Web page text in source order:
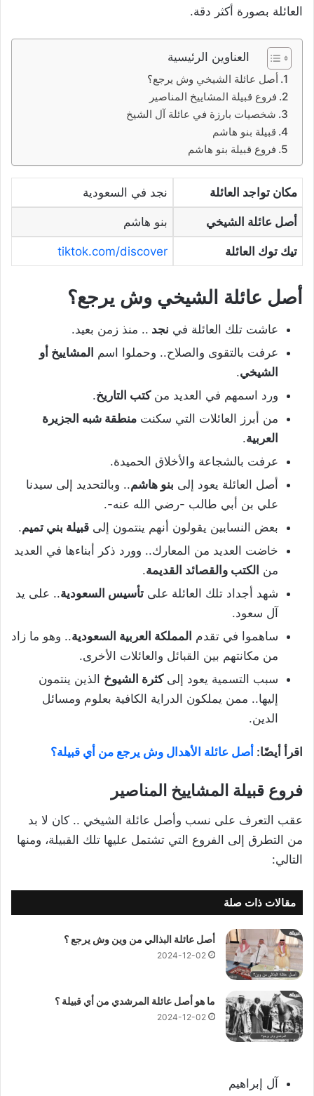
العائلة بصورة أكثر دقة.
العناوين الرئيسية
أصل عائلة الشيخي وش يرجع؟
فروع قبيلة المشاييخ المناصير
شخصيات بارزة في عائلة آل الشيخ
قبيلة بنو هاشم
فروع قبيلة بنو هاشم
مكان تواجد العائلة نجد في السعودية
أصل عائلة الشيخي بنو هاشم
تيك توك العائلة tiktok.com/discover
أصل عائلة الشيخي وش يرجع؟
عاشت تلك العائلة في نجد .. منذ زمن بعيد.
عرفت بالتقوى والصلاح.. وحملوا اسم المشاييخ أو
الشيخي.
ورد اسمهم في العديد منكتب التاريخ.
من أبرز العائلات التي سكنت منطقة شبه الجزيرة
العربية.
عرفت بالشجاعة والأخلاق الحميدة.
أصل العائلة يعود إلى بنو هاشم.. وبالتحديد إلى سيدنا
علي بن أبي طالب -رضي الله عنه-.
بعض النسابين يقولون أنهم ينتمون إلى قبيلة بني تميم.
خاضت العديد من المعارك.. وورد ذكر أبناءها في العديد
من الكتب والقصائد القديمة.
شهد أجداد تلك العائلة على تأسيس السعودية.. على يد
آل سعود.
ساهموا في تقدم المملكة العربية السعودية.. وهو ما زاد
من مكانتهم بين القبائل والعائلات الأخرى.
سبب التسمية يعود إلىكثرة الشيوخ الذين ينتمون
إليها.. ممن يملكون الدراية الكافية بعلوم ومسائل
الدين.
اقرأ أيضًا: أصل عائلة الأهدال وش يرجع من أي قبيلة؟
فروع قبيلة المشاييخ المناصير
عقب التعرف على نسب وأصل عائلة الشيخي .. كان لا بد
من التطرق إلى الفروع التي تشتمل عليها تلك القبيلة، ومنها
التالي:
مقالات ذات صلة
أصل عائلة البذالي من وين وش يرجع ؟
2024-12-02
ما هو أصل عائلة المرشدي من أي قبيلة ؟
2024-12-02
آل إبراهيم